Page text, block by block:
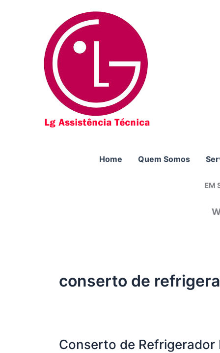
Home Quem Somos
EM
conserto de
Conserto de Refrigerador